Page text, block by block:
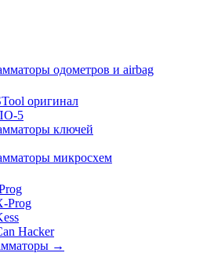
одометров и airbag
оригинал
5
ключей
микросхем
Prog
Hacker
→